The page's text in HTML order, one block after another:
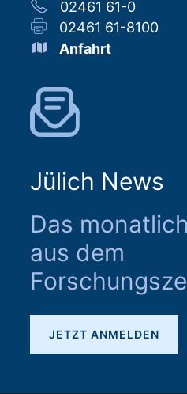
02461 61-0
02461 61-8100
Anfahrt
Jülich News
Das
aus dem
JETZT ANMELDEN